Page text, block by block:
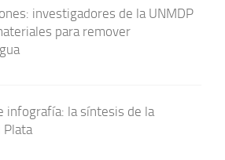
investigadores de la UNMDP
para remover
infografía: la síntesis de la
Plata